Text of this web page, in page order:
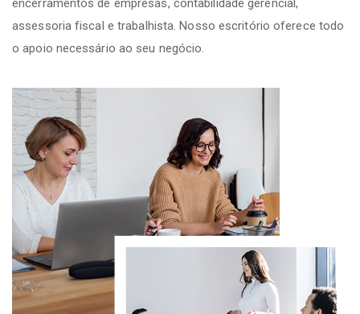
assessoria fiscal e trabalhista. Nosso escritório oferece todo
o apoio necessário ao seu negócio.